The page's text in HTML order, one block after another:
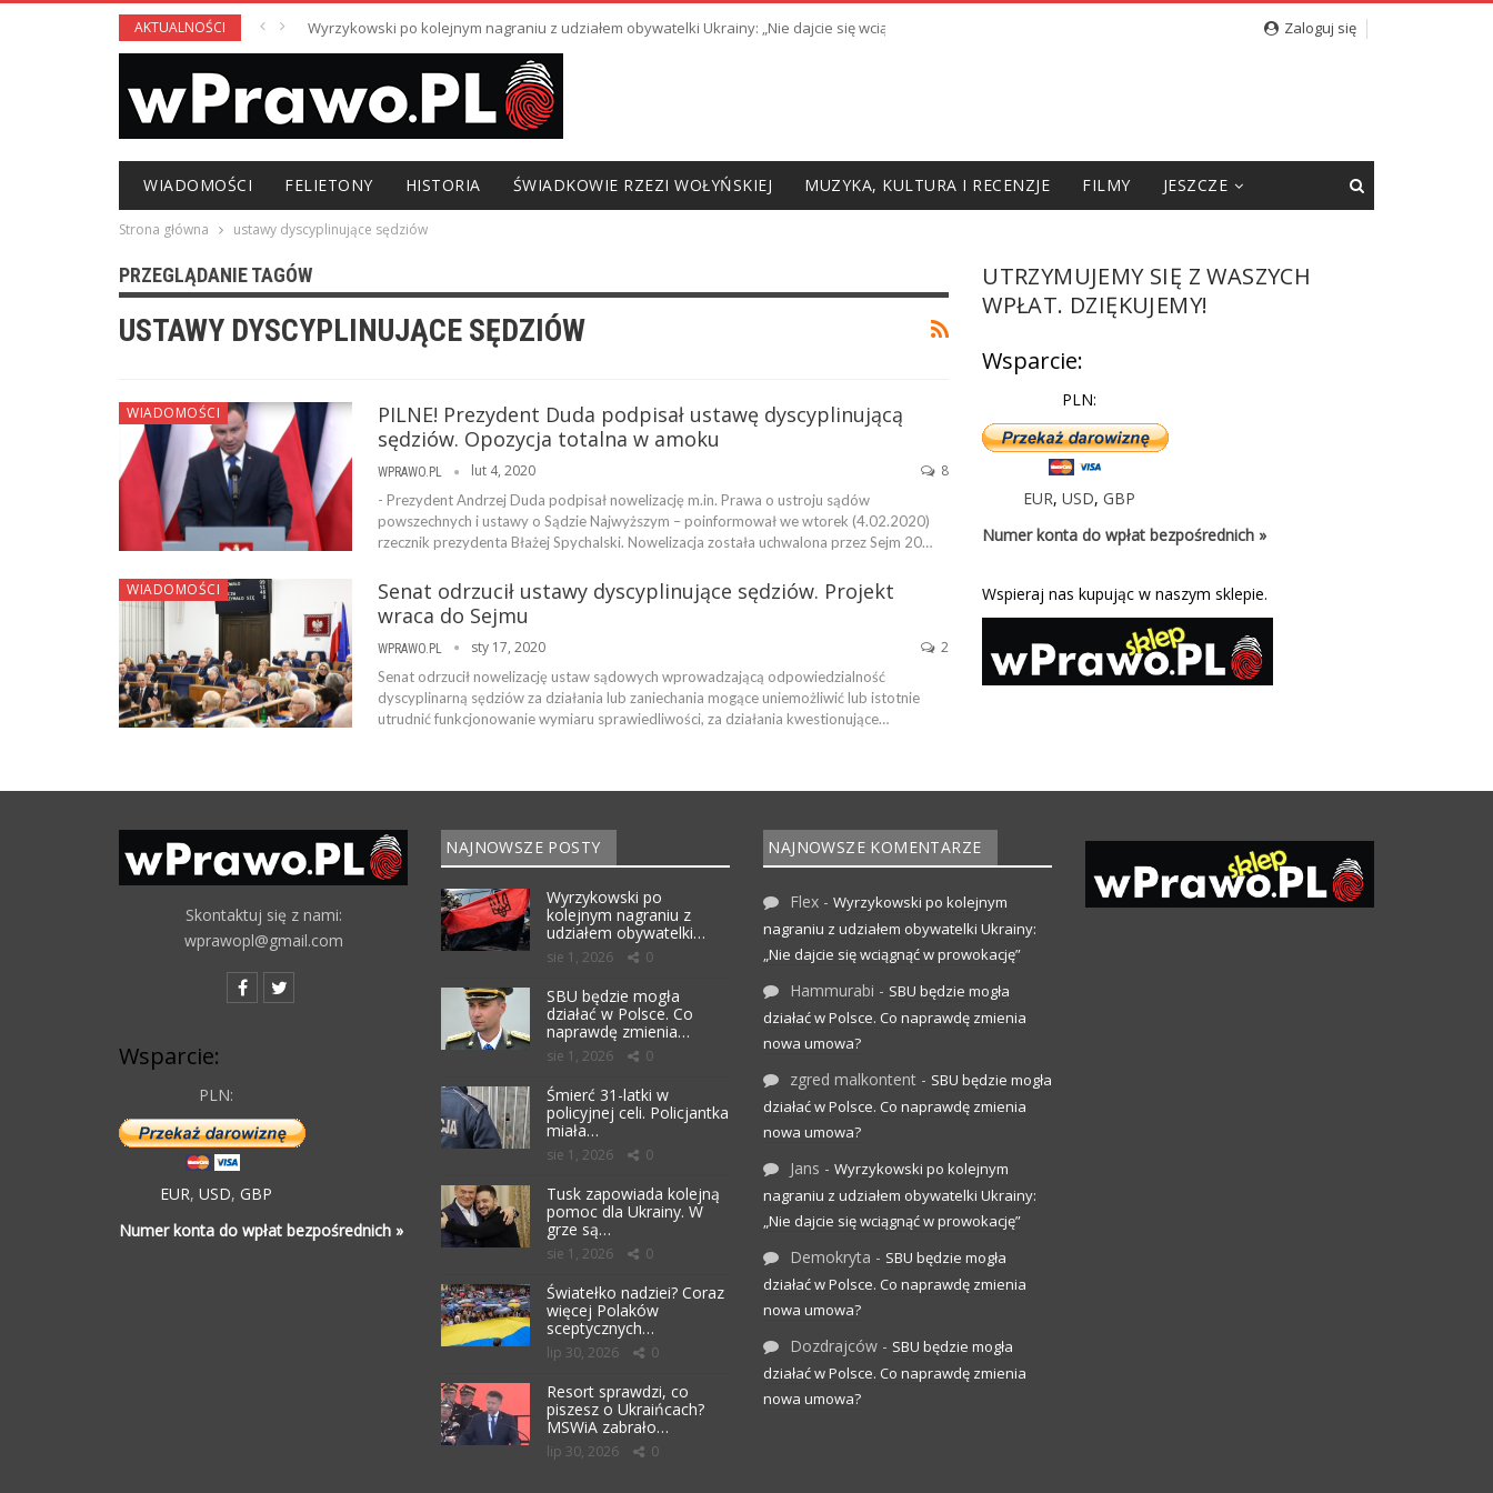
AKTUALNOŚCI Wyrzykowski po kolejnym nagraniu z udziałem obywatelki Ukrainy: „Nie dajcie się wciągnąć w prowokację” Zaloguj się
WIADOMOŚCI FELIETONY HISTORIA ŚWIADKOWIE RZEZI WOŁYŃSKIEJ MUZYKA, KULTURA I RECENZJE FILMY JESZCZE
Strona główna ustawy dyscyplinujące sędziów
PRZEGLĄDANIE TAGÓW
USTAWY DYSCYPLINUJĄCE SĘDZIÓW
WIADOMOŚCI
PILNE! Prezydent Duda podpisał ustawę dyscyplinującą
sędziów. Opozycja totalna w amoku
WPRAWO.PL lut 4, 2020 8
- Prezydent Andrzej Duda podpisał nowelizację m.in. Prawa o ustroju sądów
powszechnych i ustawy o Sądzie Najwyższym – poinformował we wtorek (4.02.2020)
rzecznik prezydenta Błażej Spychalski. Nowelizacja została uchwalona przez Sejm 20…
WIADOMOŚCI
Senat odrzucił ustawy dyscyplinujące sędziów. Projekt
wraca do Sejmu
WPRAWO.PL sty 17, 2020 2
Senat odrzucił nowelizację ustaw sądowych wprowadzającą odpowiedzialność
dyscyplinarną sędziów za działania lub zaniechania mogące uniemożliwić lub istotnie
utrudnić funkcjonowanie wymiaru sprawiedliwości, za działania kwestionujące…
UTRZYMUJEMY SIĘ Z WASZYCH
WPŁAT. DZIĘKUJEMY!
Wsparcie:
PLN:
EUR,USD,GBP
Numer konta do wpłat bezpośrednich »
Wspieraj nas kupując w naszym sklepie.
Skontaktuj się z nami:
wprawopl@gmail.com
Wsparcie:
PLN:
EUR, USD, GBP
Numer konta do wpłat bezpośrednich »
NAJNOWSZE POSTY
Wyrzykowski po
kolejnym nagraniu z
udziałem obywatelki…
sie 1, 2026 0
SBU będzie mogła
działać w Polsce. Co
naprawdę zmienia…
sie 1, 2026 0
Śmierć 31-latki w
policyjnej celi. Policjantka
miała…
sie 1, 2026 0
Tusk zapowiada kolejną
pomoc dla Ukrainy. W
grze są…
sie 1, 2026 0
Światełko nadziei? Coraz
więcej Polaków
sceptycznych…
lip 30, 2026 0
Resort sprawdzi, co
piszesz o Ukraińcach?
MSWiA zabrało…
lip 30, 2026 0
NAJNOWSZE KOMENTARZE
Flex - Wyrzykowski po kolejnym
nagraniu z udziałem obywatelki Ukrainy:
„Nie dajcie się wciągnąć w prowokację”
Hammurabi - SBU będzie mogła
działać w Polsce. Co naprawdę zmienia
nowa umowa?
zgred malkontent - SBU będzie mogła
działać w Polsce. Co naprawdę zmienia
nowa umowa?
Jans - Wyrzykowski po kolejnym
nagraniu z udziałem obywatelki Ukrainy:
„Nie dajcie się wciągnąć w prowokację”
Demokryta - SBU będzie mogła
działać w Polsce. Co naprawdę zmienia
nowa umowa?
Dozdrajców - SBU będzie mogła
działać w Polsce. Co naprawdę zmienia
nowa umowa?